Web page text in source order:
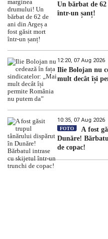
Un bărbat de
într-un șanț!
12:20, 07 Aug 2026
Ilie Bolojan nu
mult decât își
10:35, 07 Aug 2026
FOTO
A fost
Dunăre!
de copac!